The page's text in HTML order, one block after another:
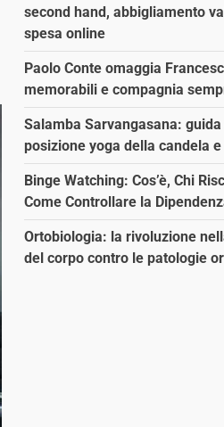
second hand, abbigliamento
spesa online
Paolo Conte omaggia
memorabili e compagnia
Salamba Sarvangasana:
posizione yoga della candela
Binge Watching: Cos’è, Chi
Come Controllare la
Ortobiologia: la rivoluzione
del corpo contro le patologie